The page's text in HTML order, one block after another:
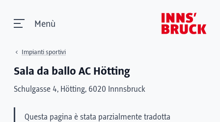
Menù
Impianti sportivi
Sala da ballo AC Hötting
Schulgasse 4, Hötting, 6020 Innnsbruck
Questa pagina è stata parzialmente tradotta